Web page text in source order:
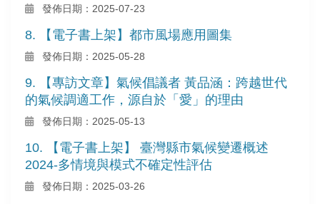
發佈日期：2025-07-23
8. 【電子書上架】都市風場應用圖集
發佈日期：2025-05-28
9. 【專訪文章】氣候倡議者 黃品涵：跨越世代
的氣候調適工作，源自於「愛」的理由
發佈日期：2025-05-13
10. 【電子書上架】 臺灣縣市氣候變遷概述
2024-多情境與模式不確定性評估
發佈日期：2025-03-26